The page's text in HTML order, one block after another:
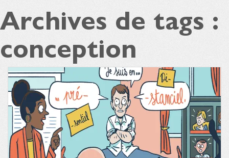
Archives de tags :
conception